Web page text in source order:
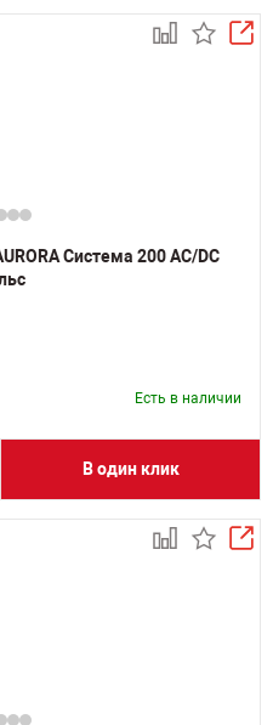
Система 200 AC/DC
Есть в наличии
В один клик